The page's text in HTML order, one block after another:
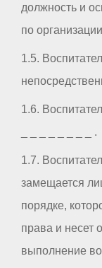
должность и
по
1.5.
1.6.
_ _ _ _ _ _ _ _ .
1.7.
замещается
порядке,
права и несет
выполнение